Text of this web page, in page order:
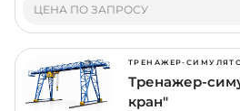
ЦЕНА ПО ЗАПРОСУ
ТРЕНАЖЕР-
Тренажер-
кран"